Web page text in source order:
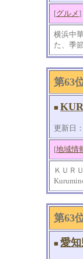
[グルメ]
横浜中
た、季
第63
■
更新日
[地域情
ＫＵＲ
第63
■ 愛